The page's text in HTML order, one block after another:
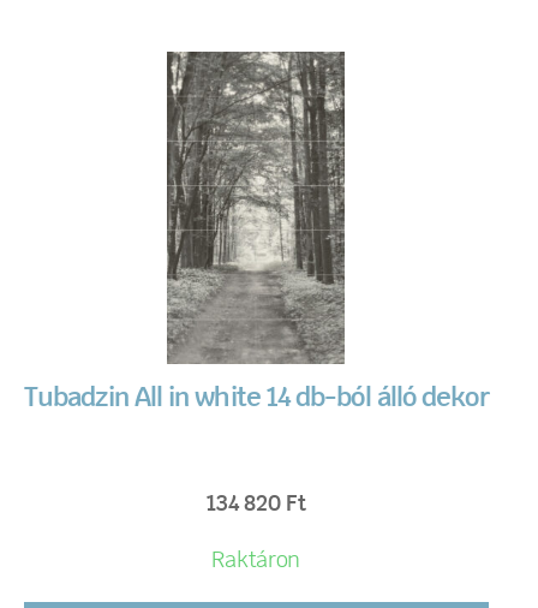
Tubadzin All in white 14 db-ból álló dekor
134 820 Ft
Raktáron